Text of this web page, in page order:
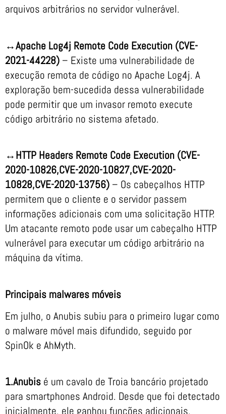
arquivos arbitrários no servidor vulnerável.
↔Apache Log4j Remote Code Execution (CVE-
2021-44228) – Existe uma vulnerabilidade de
execução remota de código no Apache Log4j. A
exploração bem-sucedida dessa vulnerabilidade
pode permitir que um invasor remoto execute
código arbitrário no sistema afetado.
↔HTTP Headers Remote Code Execution (CVE-
2020-10826,CVE-2020-10827,CVE-2020-
10828,CVE-2020-13756) – Os cabeçalhos HTTP
permitem que o cliente e o servidor passem
informações adicionais com uma solicitação HTTP.
Um atacante remoto pode usar um cabeçalho HTTP
vulnerável para executar um código arbitrário na
máquina da vítima.
Principais malwares móveis
Em julho, o Anubis subiu para o primeiro lugar como
o malware móvel mais difundido, seguido por
SpinOk e AhMyth.
1.Anubis é um cavalo de Troia bancário projetado
para smartphones Android. Desde que foi detectado
inicialmente, ele ganhou funções adicionais,